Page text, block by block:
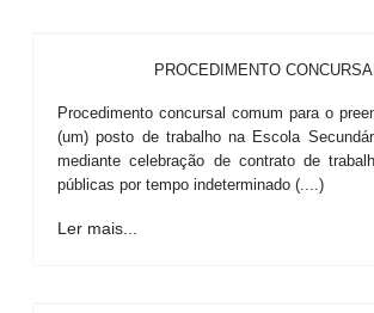
PROCEDIMENTO CONCURSAL
Procedimento concursal comum para o
(um) posto de trabalho na Escola
mediante celebração de contrato de
públicas por tempo indeterminado (....)
Ler mais...